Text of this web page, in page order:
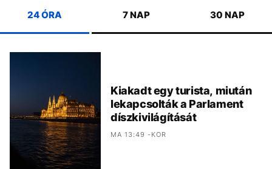
24 ÓRA 7 NAP 30 NAP
Kiakadt egy turista, miután
lekapcsolták a Parlament
díszkivilágítását
MA 13:49 -KOR